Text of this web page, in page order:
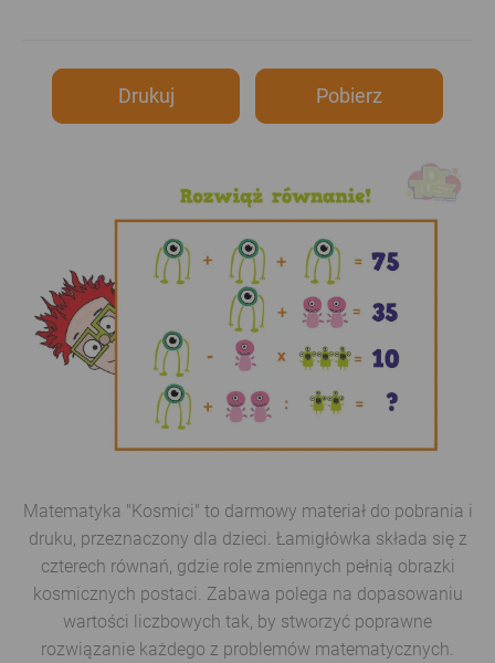
Drukuj Pobierz
Matematyka "Kosmici" to darmowy materiał do pobrania i
druku, przeznaczony dla dzieci. Łamigłówka składa się z
czterech równań, gdzie role zmiennych pełnią obrazki
kosmicznych postaci. Zabawa polega na dopasowaniu
wartości liczbowych tak, by stworzyć poprawne
rozwiązanie każdego z problemów matematycznych.